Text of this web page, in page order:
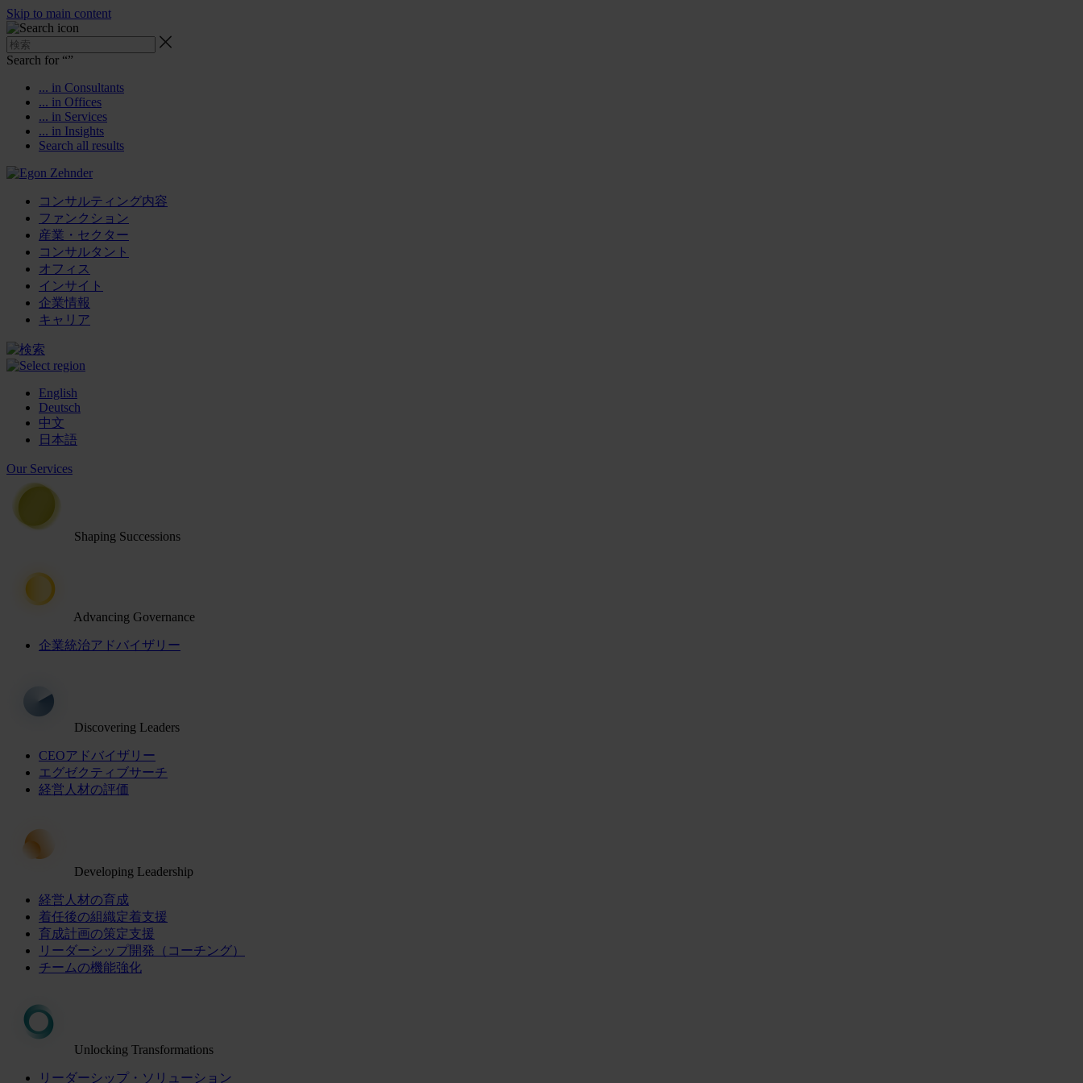
Skip to main content
Search for “”
... in Consultants
... in Offices
... in Services
... in Insights
Search all results
コンサルティング内容
ファンクション
産業・セクター
コンサルタント
オフィス
インサイト
企業情報
キャリア
English
Deutsch
中文
日本語
Our Services
Shaping Successions
Advancing Governance
企業統治アドバイザリー
Discovering Leaders
CEOアドバイザリー
エグゼクティブサーチ
経営人材の評価
Developing Leadership
経営人材の育成
着任後の組織定着支援
育成計画の策定支援
リーダーシップ開発（コーチング）
チームの機能強化
Unlocking Transformations
リーダーシップ・ソリューション